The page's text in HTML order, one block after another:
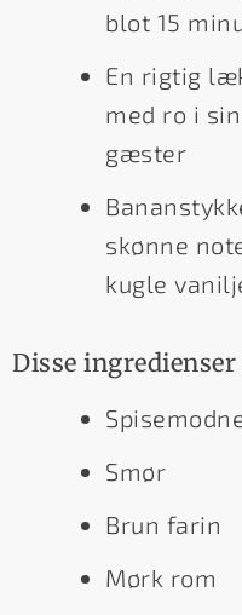
blot 15
En rigtig
med ro i
gæster
skønne
kugle
Disse
Smør
Brun farin
Mørk rom